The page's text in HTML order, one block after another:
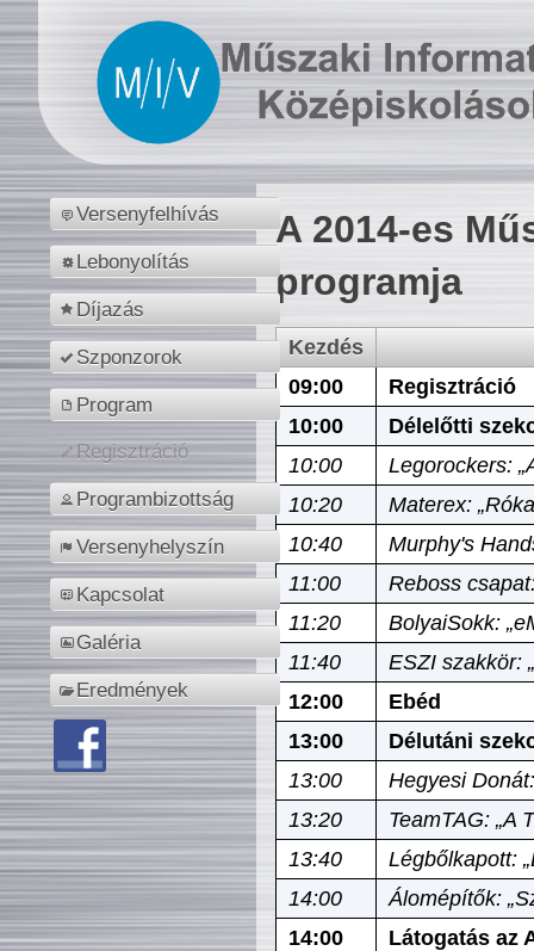
Versenyfelhívás
Lebonyolítás
Díjazás
Szponzorok
Program
Regisztráció
Programbizottság
Versenyhelyszín
Kapcsolat
Galéria
Eredmények
A 2014-es
programja
Kezdés
09:00
Regisztráció
10:00
Délelőtti
10:00
Legorockers:
10:20
Materex:
10:40
Murphy's
11:00
Reboss
11:20
BolyaiSokk:
11:40
ESZI szakkör:
12:00
Ebéd
13:00
Délutáni
13:00
Hegyesi
13:20
TeamTAG: „A
13:40
Légbőlkapott:
14:00
Álomépítők:
14:00
Látogatás az